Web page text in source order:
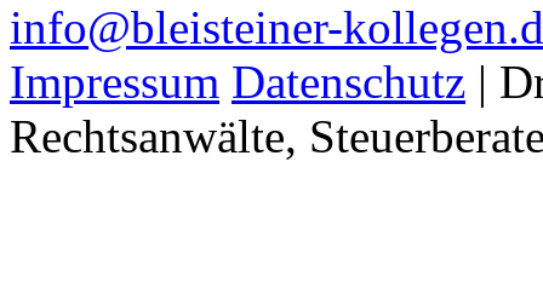
info@bleisteiner-
Impressum Datenschutz |
Rechtsanwälte,